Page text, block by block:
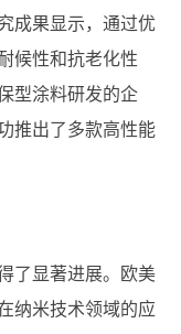
成果显示，通过优
候性和抗老化性
型涂料研发的企
推出了多款高性能
了显著进展。欧美
纳米技术领域的应